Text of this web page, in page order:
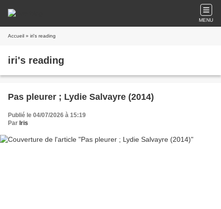
MENU
Accueil » iri's reading
iri's reading
Pas pleurer ; Lydie Salvayre (2014)
Publié le 04/07/2026 à 15:19
Par Iris